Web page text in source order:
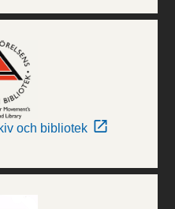
och bibliotek